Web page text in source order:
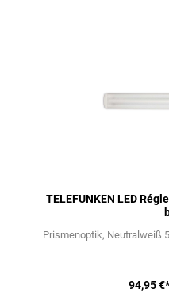
TELEFUNKEN LED
Prismenoptik Neutralweiß
94,95